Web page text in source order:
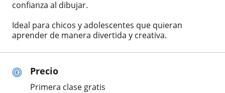
Precio
Primera clase gratis
confianza al dibujar.
Ideal para chicos y adolescentes que quieran
aprender de manera divertida y creativa.